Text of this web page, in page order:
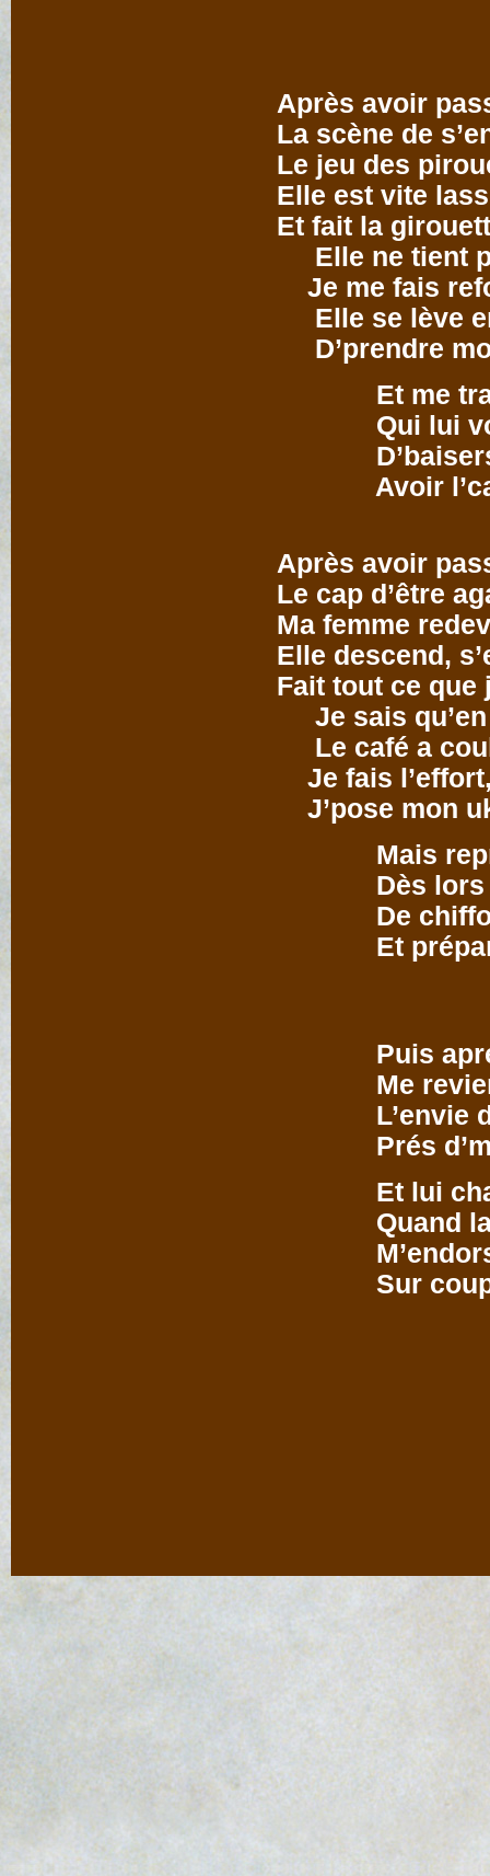
Après avoir
La scène de
Le jeu des
Elle est vite
Et fait la
Elle ne tient
Je me fais
Elle se lève
D’prendre
Et me
Qui lui vole
D’baisers
Avoir
Après avoir
Le cap d’être
Ma femme
Elle descend,
Fait tout ce que
Je sais qu’en
Le café a
Je fais
J’pose mon
Mais
Dès lors
De chiffon,
Et prépare
Puis aprés
Me revient
L’envie de
Prés
Et lui
Quand la
M’endors
Sur coup